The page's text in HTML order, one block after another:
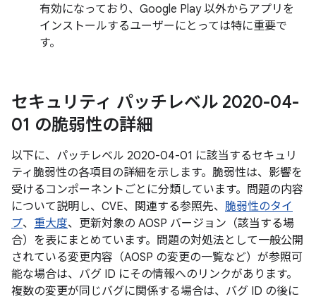
有効になっており、Google Play 以外からアプリを
インストールするユーザーにとっては特に重要で
す。
セキュリティ パッチレベル 2020-04-
01 の脆弱性の詳細
以下に、パッチレベル 2020-04-01 に該当するセキュリ
ティ脆弱性の各項目の詳細を示します。脆弱性は、影響を
受けるコンポーネントごとに分類しています。問題の内容
について説明し、CVE、関連する参照先、 脆弱性のタイ
プ、 重大度、更新対象の AOSP バージョン（該当する場
合）を表にまとめています。問題の対処法として一般公開
されている変更内容（AOSP の変更の一覧など）が参照可
能な場合は、バグ ID にその情報へのリンクがあります。
複数の変更が同じバグに関係する場合は、バグ ID の後に